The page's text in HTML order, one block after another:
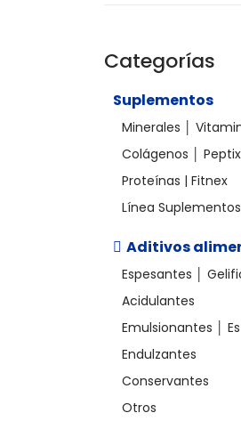
Categorías
Suplementos
Minerales │
Colágenos │
Proteínas | Fitnex
Línea
Aditivos
Espesantes │
Acidulantes
Emulsionantes │
Endulzantes
Conservantes
Otros